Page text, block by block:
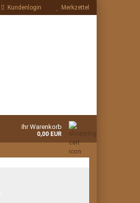
Kundenlogin Merkzettel
Ihr Warenkorb
0,00 EUR